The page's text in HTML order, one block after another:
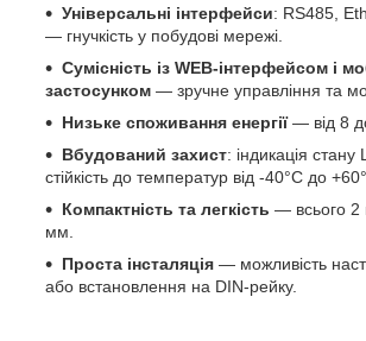
Універсальні інтерфейси: RS485,
— гнучкість у побудові мережі.
Сумісність із WEB-інтерфейсом і
застосунком — зручне управління та
Низьке споживання енергії— від 8
Вбудований захист: індикація стану
стійкість до температур від -40°C до
Компактність та легкість — всього 2
мм.
Проста інсталяція — можливість
або встановлення на DIN-рейку.